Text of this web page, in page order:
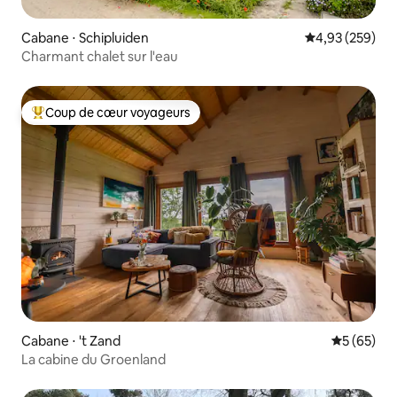
Cabane ⋅ Schipluiden Évaluation
4,93 (259)
Charmant chalet sur l'eau
Coups de cœur voyageurs les plus appréciés
Coup de cœur voyageurs
Cabane ⋅ 't Zand
5 (65)
La cabine du Groenland